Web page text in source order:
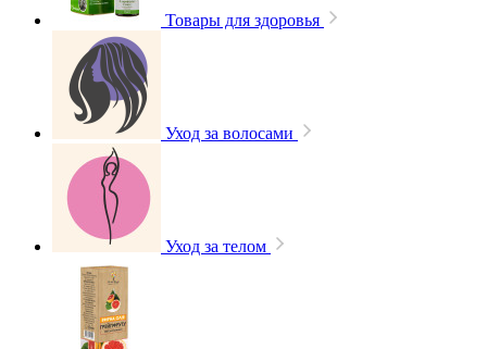
Товары для здоровья
Уход за волосами
Уход за телом